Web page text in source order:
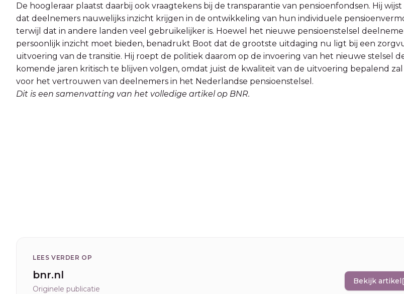
De hoogleraar plaatst daarbij ook vraagtekens bij de transparantie van pensioenfondsen. Hij
dat deelnemers nauwelijks inzicht krijgen in de ontwikkeling van hun individuele
terwijl dat in andere landen veel gebruikelijker is. Hoewel het nieuwe pensioenstelsel
persoonlijk inzicht moet bieden, benadrukt Boot dat de grootste uitdaging nu ligt bij een
uitvoering van de transitie. Hij roept de politiek daarom op de invoering van het nieuwe stelsel
komende jaren kritisch te blijven volgen, omdat juist de kwaliteit van de uitvoering bepalend zal
voor het vertrouwen van deelnemers in het Nederlandse pensioenstelsel.
Dit is een samenvatting van het volledige artikel op BNR.
LEES VERDER OP
bnr.nl
Originele publicatie
Bekijk artikel